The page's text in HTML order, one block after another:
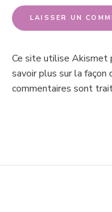
Ce site utilise Akismet
savoir plus sur la
commentaires sont